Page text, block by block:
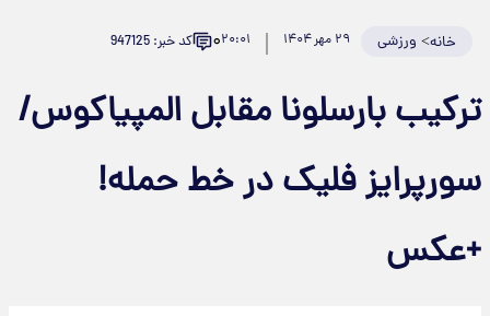
خانه> ورزشی ۲۹ مهر ۱۴۰۴ ۲۰:۰۱۰ کد خبر: 947125
ترکیب بارسلونا مقابل المپیاکوس/
سورپرایز فلیک در خط حمله!
+عکس